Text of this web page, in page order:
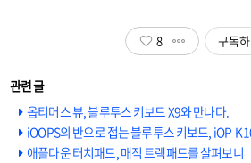
8 구독
옵티머스 뷰, 블루투스 키보드 X9와 만나다.
iOOPS의 반으로 접는 블루투스 키보드, iOP-
애플다운 터치패드, 매직 트랙패드를 살펴보니